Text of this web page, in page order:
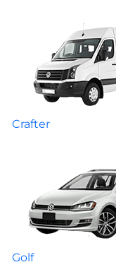
Crafter
Golf